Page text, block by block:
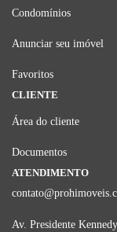
Condomínios
Anunciar seu imóvel
Favoritos
CLIENTE
Área do cliente
Documentos
ATENDIMENTO
Av. Presidente